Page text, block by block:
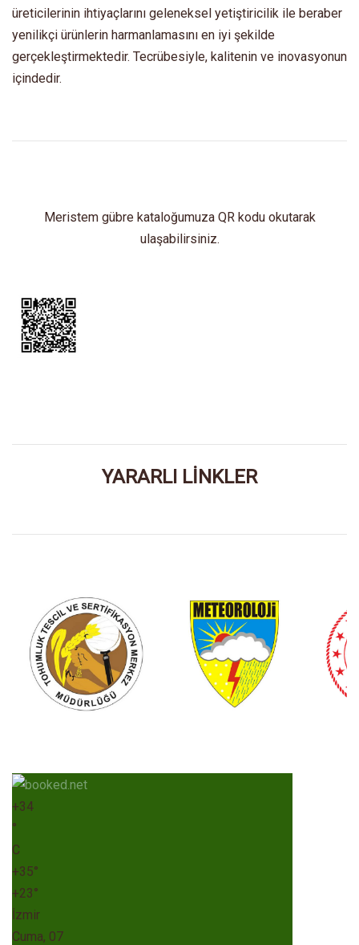
üreticilerinin ihtiyaçlarını geleneksel yetiştiricilik ile beraber
yenilikçi ürünlerin harmanlamasını en iyi şekilde
gerçekleştirmektedir. Tecrübesiyle, kalitenin ve inovasyonun
içindedir.
Meristem gübre kataloğumuza QR kodu okutarak
ulaşabilirsiniz.
YARARLI LİNKLER
+34
°
C
+35°
+23°
İzmir
Cuma, 07